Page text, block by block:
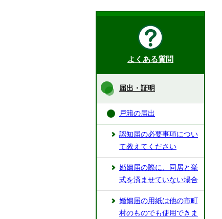
よくある質問
届出・証明
戸籍の届出
認知届の必要事項につい
て教えてください
婚姻届の際に、同居と挙
式を済ませていない場合
婚姻届の用紙は他の市町
村のものでも使用できま